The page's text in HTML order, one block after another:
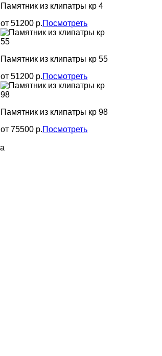
Памятник из клипатры кр 4
от 51200 р.Посмотреть
Памятник из клипатры кр 55
от 51200 р.Посмотреть
Памятник из клипатры кр 98
от 75500 р.Посмотреть